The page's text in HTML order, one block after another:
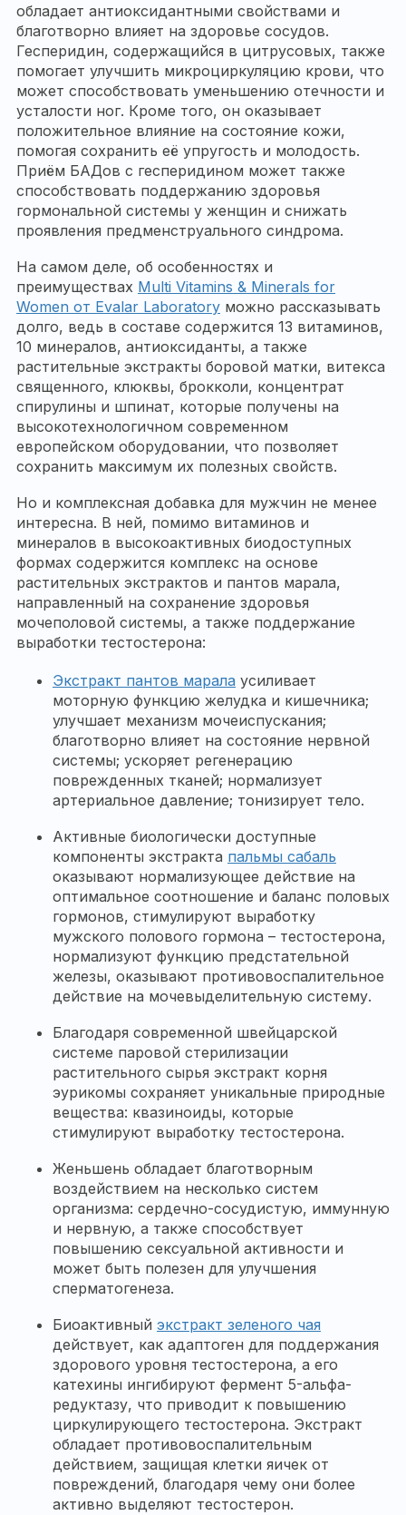
обладает антиоксидантными свойствами и
благотворно влияет на здоровье сосудов.
Гесперидин, содержащийся в цитрусовых, также
помогает улучшить микроциркуляцию крови, что
может способствовать уменьшению отечности и
усталости ног. Кроме того, он оказывает
положительное влияние на состояние кожи,
помогая сохранить её упругость и молодость.
Приём БАДов с гесперидином может также
способствовать поддержанию здоровья
гормональной системы у женщин и снижать
проявления предменструального синдрома.
На самом деле, об особенностях и
преимуществах Multi Vitamins & Minerals for
Women от Evalar Laboratory можно рассказывать
долго, ведь в составе содержится 13 витаминов,
10 минералов, антиоксиданты, а также
растительные экстракты боровой матки, витекса
священного, клюквы, брокколи, концентрат
спирулины и шпинат, которые получены на
высокотехнологичном современном
европейском оборудовании, что позволяет
сохранить максимум их полезных свойств.
Но и комплексная добавка для мужчин не менее
интересна. В ней, помимо витаминов и
минералов в высокоактивных биодоступных
формах содержится комплекс на основе
растительных экстрактов и пантов марала,
направленный на сохранение здоровья
мочеполовой системы, а также поддержание
выработки тестостерона:
Экстракт пантов марала усиливает
моторную функцию желудка и кишечника;
улучшает механизм мочеиспускания;
благотворно влияет на состояние нервной
системы; ускоряет регенерацию
поврежденных тканей; нормализует
артериальное давление; тонизирует тело.
Активные биологически доступные
компоненты экстракта пальмы сабаль
оказывают нормализующее действие на
оптимальное соотношение и баланс половых
гормонов, стимулируют выработку
мужского полового гормона – тестостерона,
нормализуют функцию предстательной
железы, оказывают противовоспалительное
действие на мочевыделительную систему.
Благодаря современной швейцарской
системе паровой стерилизации
растительного сырья экстракт корня
эурикомы сохраняет уникальные природные
вещества: квазиноиды, которые
стимулируют выработку тестостерона.
Женьшень обладает благотворным
воздействием на несколько систем
организма: сердечно-сосудистую, иммунную
и нервную, а также способствует
повышению сексуальной активности и
может быть полезен для улучшения
сперматогенеза.
Биоактивный экстракт зеленого чая
действует, как адаптоген для поддержания
здорового уровня тестостерона, а его
катехины ингибируют фермент 5-альфа-
редуктазу, что приводит к повышению
циркулирующего тестостерона. Экстракт
обладает противовоспалительным
действием, защищая клетки яичек от
повреждений, благодаря чему они более
активно выделяют тестостерон.